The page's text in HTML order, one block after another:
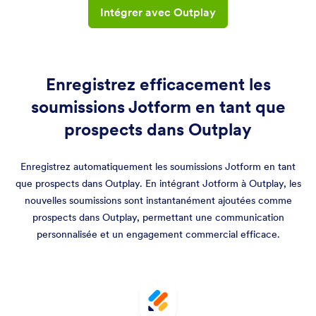
Intégrer avec Outplay
Enregistrez efficacement les
soumissions Jotform en tant que
prospects dans Outplay
Enregistrez automatiquement les soumissions Jotform en tant
que prospects dans Outplay. En intégrant Jotform à Outplay, les
nouvelles soumissions sont instantanément ajoutées comme
prospects dans Outplay, permettant une communication
personnalisée et un engagement commercial efficace.